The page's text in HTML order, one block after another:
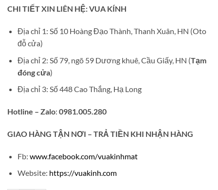
là:
₫750,000.
tại
là:
₫250,000.
CHI TIẾT XIN LIÊN HỆ: VUA KÍNH
Địa chỉ 1: Số 10 Hoàng Đạo Thành, Thanh Xuân, HN (Oto
đỗ cửa)
Địa chỉ 2: Số 79, ngõ 59 Dương khuê, Cầu Giấy, HN (Tạm
đóng cửa)
Địa chỉ 3: Số 448 Cao Thắng, Hạ Long
Hotline – Zalo: 0981.005.280
GIAO HÀNG TẬN NƠI – TRẢ TIỀN KHI NHẬN HÀNG
Fb: www.facebook.com/vuakinhmat
Website: https://vuakinh.com